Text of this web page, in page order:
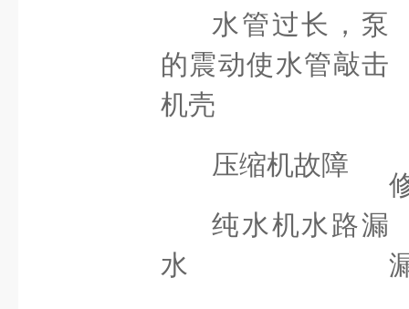
水管过长，泵
的震动使水管敲击
机壳
压缩机故障
纯水机水路漏
水